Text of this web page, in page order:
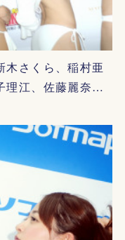
木さくら、稲村亜
理江、佐藤麗奈…